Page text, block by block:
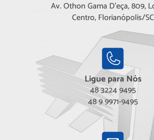
Av. Othon Gama D'eça, 809,
Centro, Florianópolis/SC
Ligue para Nós
48 3224 9495
48 9 9971-9495